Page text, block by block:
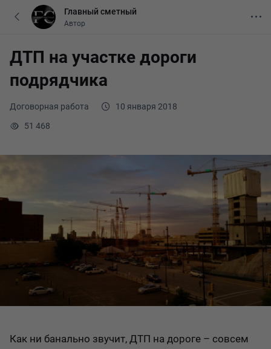
Договорная работа
10 января 2018
51 468
ДТП на участке дороги
подрядчика
Как ни банально звучит, ДТП на дороге – совсем
Главный сметный
Автор